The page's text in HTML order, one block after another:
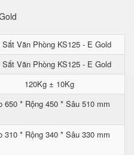
Sắt Văn Phòng KS125 - E Gold
Sắt Văn Phòng KS125 - E Gold
120Kg ± 10Kg
650 * Rộng 450 * Sâu 510 mm
310 * Rộng 340 * Sâu 330 mm